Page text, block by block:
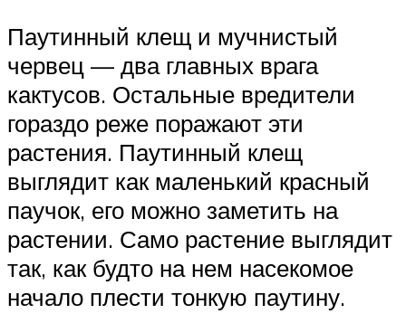
Паутинный клещ и мучнистый
червец — два главных врага
кактусов. Остальные вредители
гораздо реже поражают эти
растения. Паутинный клещ
выглядит как маленький красный
паучок, его можно заметить на
растении. Само растение выглядит
так, как будто на нем насекомое
начало плести тонкую паутину.